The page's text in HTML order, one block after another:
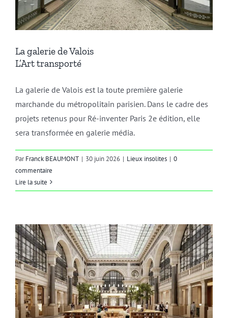
La galerie de Valois
L’Art transporté
La galerie de Valois est la toute première galerie
marchande du métropolitain parisien. Dans le cadre des
projets retenus pour Ré-inventer Paris 2e édition, elle
sera transformée en galerie média.
ParFranck BEAUMONT | 30 juin 2026 | Lieux insolites | 0
commentaire
Lire la suite